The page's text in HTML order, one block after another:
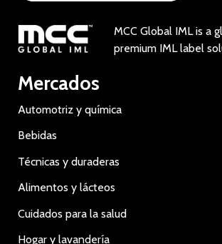
MCC Global IML is a
premium IML label
Mercados
Automotriz y química
Bebidas
Técnicas y duraderas
Alimentos y lácteos
Cuidados para la salud
Hogar y lavandería